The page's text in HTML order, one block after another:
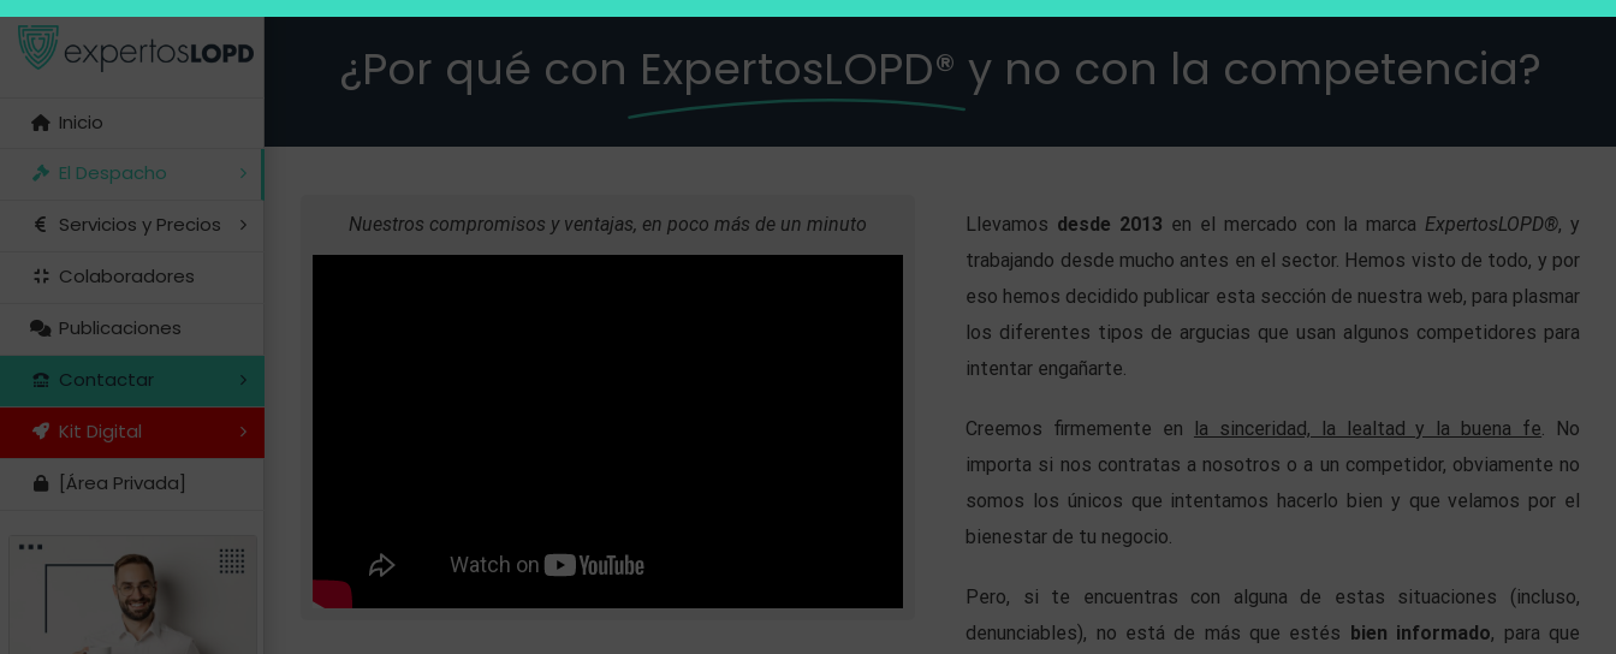
Saltar
Inicio
El Despacho
Servicios y Precios
Colaboradores
Publicaciones
Contactar
Kit Digital
[Área Privada]
¿Por qué con ExpertosLOPD® y no con la competencia?
Nuestros compromisos y ventajas, en poco más de un minuto Llevamos desde 2013 en el mercado con la marcaExpertosLOPD®, y
trabajando desde mucho antes en el sector. Hemos visto de todo, y por
eso hemos decidido publicar esta sección de nuestra web, para plasmar
los diferentes tipos de argucias que usan algunos competidores para
intentar engañarte.
Creemos firmemente en la sinceridad, la lealtad y la buena fe. No
importa si nos contratas a nosotros o a un competidor, obviamente no
somos los únicos que intentamos hacerlo bien y que velamos por el
bienestar de tu negocio.
Pero, si te encuentras con alguna de estas situaciones (incluso,
denunciables), no está de más que estés bien informado, para que